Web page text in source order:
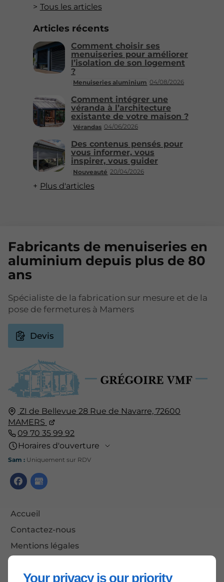
Your privacy is our priority
Tous les articles
Articles récents
Menuiseries aluminium 04/08/2026
Comment choisir ses
menuiseries pour améliorer
l’isolation de son logement
?
Vérandas 04/06/2026
Comment intégrer une
véranda à l’architecture
existante de votre maison ?
Nouveauté 20/04/2026
Des contenus pensés pour
vous informer, vous
inspirer, vous guider
Plus d'articles
ZI de Bellevue 28 Rue de Navarre,72600
MAMERS
09 70 35 99 92
Horaires d'ouverture
Sam : Uniquement sur RDV
Accueil
Contactez-nous
Mentions légales
Fabricants de menuiseries en
aluminium depuis plus de 80
ans
Spécialiste de la fabrication sur mesure et de la
pose de fermetures à Mamers
Devis